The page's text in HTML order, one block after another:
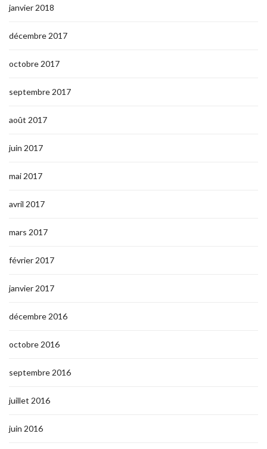
janvier 2018
décembre 2017
octobre 2017
septembre 2017
août 2017
juin 2017
mai 2017
avril 2017
mars 2017
février 2017
janvier 2017
décembre 2016
octobre 2016
septembre 2016
juillet 2016
juin 2016